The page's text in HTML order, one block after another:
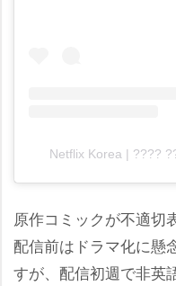
Netflix Korea | ????
原作コミックが不適切
配信前はドラマ化に懸
すが、配信初週で非英